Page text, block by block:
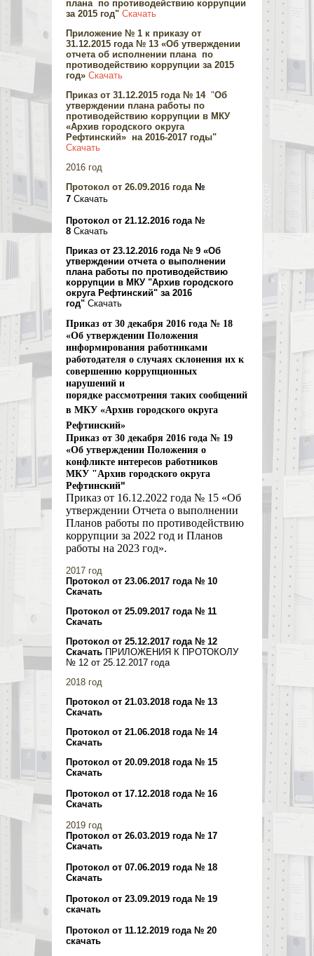
плана по противодействию коррупции
за 2015 год" Скачать
Приложение № 1 к приказу от
31.12.2015 года № 13 «Об утверждении
отчета об исполнении плана по
противодействию коррупции за 2015
год» Скачать
Приказ от 31.12.2015 года № 14 "Об
утверждении плана работы по
противодействию коррупции в МКУ
«Архив городского округа
Рефтинский» на 2016-2017 годы"
Скачать
2016 год
Протокол от 26.09.2016 года№
7 Скачать
Протокол от 21.12.2016 года №
8 Скачать
Приказ от 23.12.2016 года № 9 «Об
утверждении отчета о выполнении
плана работы по противодействию
коррупции в МКУ "Архив городского
округа Рефтинский" за 2016
год" Скачать
Приказ от 30 декабря 2016 года № 18
«Об утверждении Положения
информирования работниками
работодателя о случаях склонения их к
совершению коррупционных
нарушений и
порядке рассмотрения таких сообщений
в МКУ «Архив городского округа
Рефтинский»
Приказ от 30 декабря 2016 года № 19
«Об утверждении Положения о
конфликте интересов работников
МКУ "Архив городского округа
Рефтинский"
Приказ от 16.12.2022 года № 15 «Об
утверждении Отчета о выполнении
Планов работы по противодействию
коррупции за 2022 год и Планов
работы на 2023 год».
2017 год
Протокол от 23.06.2017 года № 10
Скачать
Протокол от 25.09.2017 года № 11
Скачать
Протокол от 25.12.2017 года № 12
Скачать ПРИЛОЖЕНИЯ К ПРОТОКОЛУ
№ 12 от 25.12.2017 года
2018 год
Протокол от 21.03.2018 года № 13
Скачать
Протокол от 21.06.2018 года № 14
Скачать
Протокол от 20.09.2018 года № 15
Скачать
Протокол от 17.12.2018 года № 16
Скачать
2019 год
Протокол от 26.03.2019 года № 17
Скачать
Протокол от 07.06.2019 года № 18
Скачать
Протокол от 23.09.2019 года № 19
скачать
Протокол от 11.12.2019 года № 20
скачать